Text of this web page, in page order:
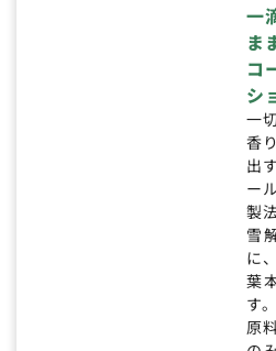
一
ま
コ
シ
一
香
出
ー
製
雪
に
葉
す。
原